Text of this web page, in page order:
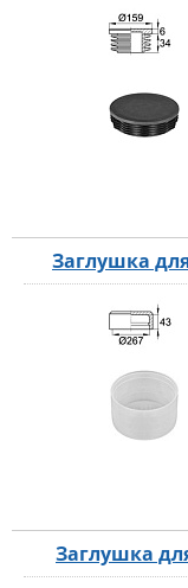
Заглушка
Заглушка